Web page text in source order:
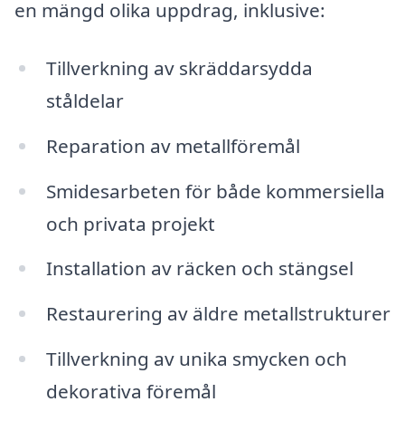
en mängd olika uppdrag, inklusive:
Tillverkning av skräddarsydda
ståldelar
Reparation av metallföremål
Smidesarbeten för både kommersiella
och privata projekt
Installation av räcken och stängsel
Restaurering av äldre metallstrukturer
Tillverkning av unika smycken och
dekorativa föremål